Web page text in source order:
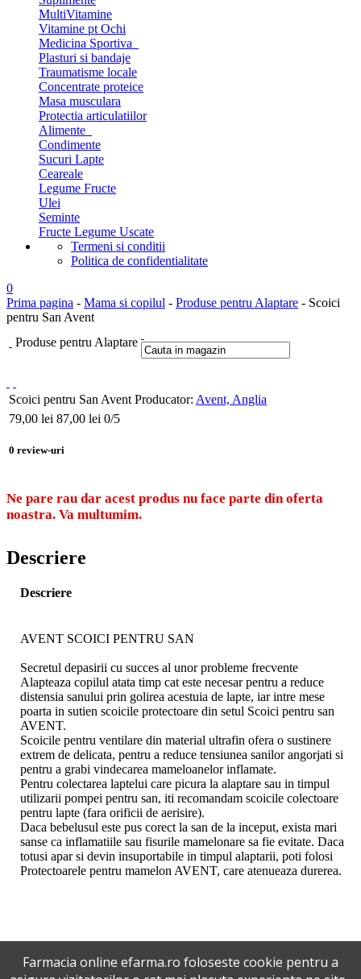
MultiVitamine
Vitamine pt Ochi
Medicina Sportiva
Plasturi si bandaje
Traumatisme locale
Concentrate proteice
Masa musculara
Protectia articulatiilor
Alimente
Condimente
Sucuri Lapte
Ceareale
Legume Fructe
Ulei
Seminte
Fructe Legume Uscate
Termeni si conditii
Politica de confidentialitate
0
Prima pagina - Mama si copilul - Produse pentru Alaptare - Scoici
pentru San Avent
Produse pentru Alaptare
Scoici pentru San Avent Producator: Avent, Anglia
79,00 lei 87,00 lei 0/5
0 review-uri
Ne pare rau dar acest produs nu face parte din oferta
noastra. Va multumim.
Descriere
Descriere
AVENT SCOICI PENTRU SAN
Secretul depasirii cu succes al unor probleme frecvente
Alapteaza copilul atata timp cat este necesar pentru a reduce
distensia sanului prin golirea acestuia de lapte, iar intre mese
poarta in sutien scoicile protectoare din setul Scoici pentru san
AVENT.
Scoicile pentru ventilare din material ultrafin ofera o sustinere
extrem de delicata, pentru a reduce tensiunea sanilor angorjati si
pentru a grabi vindecarea mameloanelor inflamate.
Pentru colectarea laptelui care picura la alaptare sau in timpul
utilizarii pompei pentru san, iti recomandam scoicile colectoare
pentru lapte (fara orificii de aerisire).
Daca bebelusul este pus corect la san de la inceput, exista mari
sanse ca inflamatiile sau fisurile mamelonare sa fie evitate. Daca
totusi apar si devin insuportabile in timpul alaptarii, poti folosi
Protectoarele pentru mamelon AVENT, care atenueaza durerea.
Inca nu sunt review-uri la acest produs !
Farmacia online efarma.ro foloseste cookie pentru a